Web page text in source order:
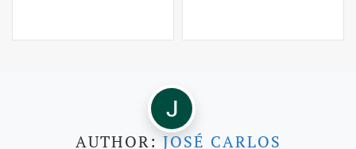
AUTHOR: JOSÉ CARLOS